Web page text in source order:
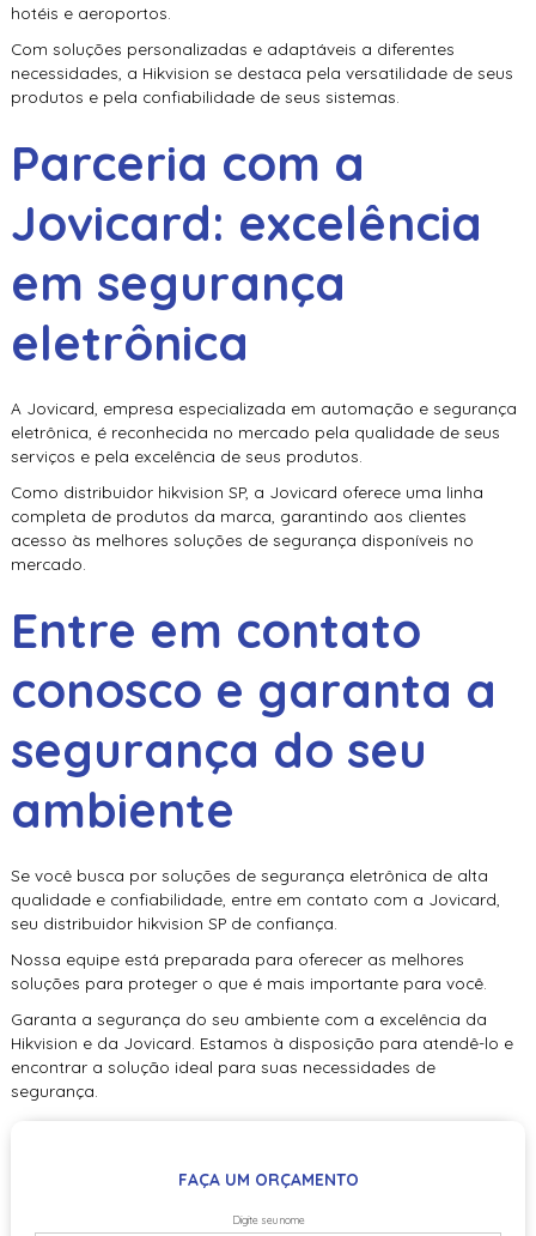
hotéis e aeroportos.
Com soluções personalizadas e adaptáveis a diferentes
necessidades, a Hikvision se destaca pela versatilidade de seus
produtos e pela confiabilidade de seus sistemas.
Parceria com a
Jovicard: excelência
em segurança
eletrônica
A Jovicard, empresa especializada em automação e segurança
eletrônica, é reconhecida no mercado pela qualidade de seus
serviços e pela excelência de seus produtos.
Como distribuidor hikvision SP, a Jovicard oferece uma linha
completa de produtos da marca, garantindo aos clientes
acesso às melhores soluções de segurança disponíveis no
mercado.
Entre em contato
conosco e garanta a
segurança do seu
ambiente
Se você busca por soluções de segurança eletrônica de alta
qualidade e confiabilidade, entre em contato com a Jovicard,
seu distribuidor hikvision SP de confiança.
Nossa equipe está preparada para oferecer as melhores
soluções para proteger o que é mais importante para você.
Garanta a segurança do seu ambiente com a excelência da
Hikvision e da Jovicard. Estamos à disposição para atendê-lo e
encontrar a solução ideal para suas necessidades de
segurança.
FAÇA UM ORÇAMENTO
Digite seu nome